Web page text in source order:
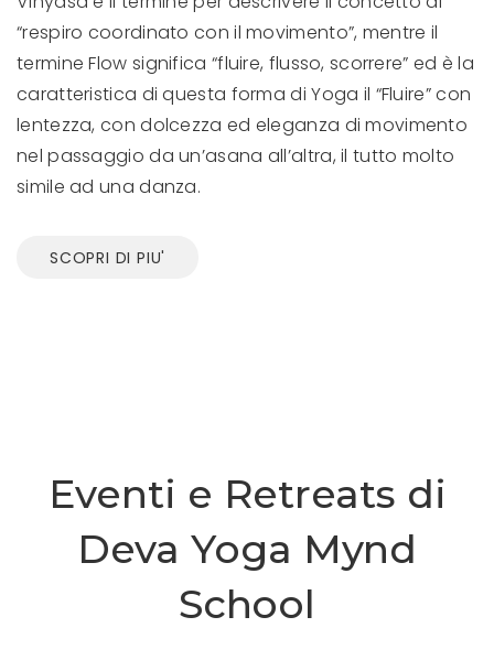
“respiro coordinato con il movimento”, mentre il
termine Flow significa “fluire, flusso, scorrere” ed è la
caratteristica di questa forma di Yoga il “Fluire” con
lentezza, con dolcezza ed eleganza di movimento
nel passaggio da un’asana all’altra, il tutto molto
simile ad una danza.
SCOPRI DI PIU'
Eventi e Retreats di
Deva Yoga Mynd
School